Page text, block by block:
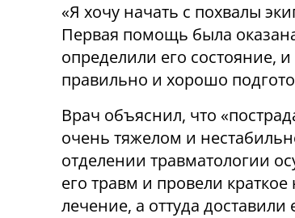
«Я хочу начать с похвалы
Первая помощь была
определили его состояние,
правильно и хорошо
Врач объяснил, что
очень тяжелом и
отделении травматологии
его травм и провели
лечение, а оттуда доставили